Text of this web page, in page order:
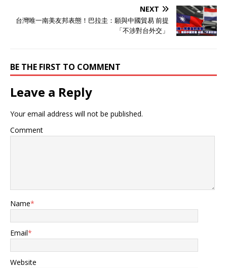
NEXT
台灣唯一南美友邦表態！巴拉圭：願與中國貿易 前提
「不涉對台外交」
BE THE FIRST TO COMMENT
Leave a Reply
Your email address will not be published.
Comment
Name*
Email*
Website